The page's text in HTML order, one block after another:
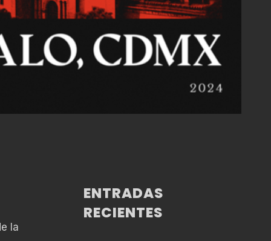
la
ENTRADAS
RECIENTES